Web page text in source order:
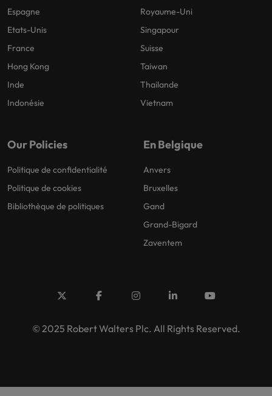
Espagne
Etats-Unis
France
Hong Kong
Inde
Indonésie
Royaume-Uni
Singapour
Suisse
Taiwan
Thailande
Vietnam
Our Policies
Politique de confidentialité
Politique de cookies
Bibliothèque de politiques
En Belgique
Anvers
Bruxelles
Gand
Grand-Bigard
Zaventem
© 2025 Robert Walters Plc. All Rights Reserved.